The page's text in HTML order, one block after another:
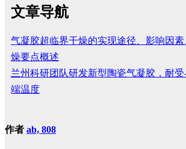
文章导航
气凝胶超临界干燥的实现途径、影响因
燥要点概述
兰州科研团队研发新型陶瓷气凝胶，耐
端温度
作者 ab, 808